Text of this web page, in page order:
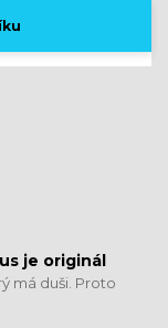
je originál
má duši. Proto